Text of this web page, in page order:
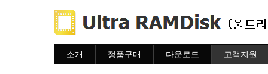
소개 정품구매 다운로드 고객지원